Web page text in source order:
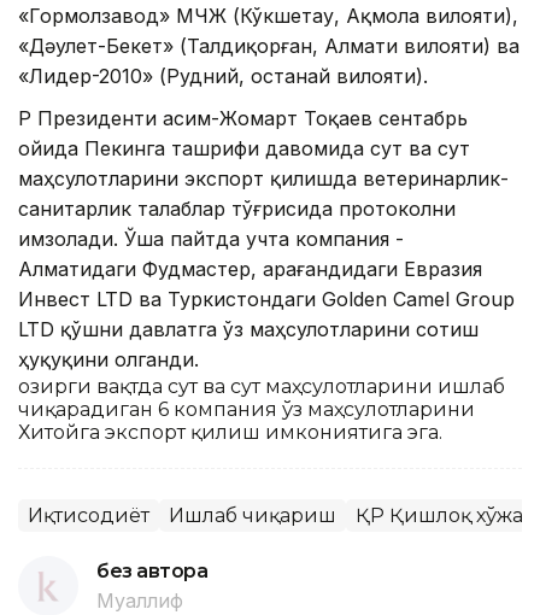
«Гормолзавод» МЧЖ (Кўкшетау, Ақмола вилояти),
«Дәулет-Бекет» (Талдиқорған, Алмати вилояти) ва
«Лидер-2010» (Рудний, Қостанай вилояти).
ҚР Президенти Қасим-Жомарт Тоқаев сентабрь
ойида Пекинга ташрифи давомида сут ва сут
маҳсулотларини экспорт қилишда ветеринарлик-
санитарлик талаблар тўғрисида протоколни
имзолади. Ўша пайтда учта компания -
Алматидаги Фудмастер, Қарағандидаги Евразия
Инвест LTD ва Туркистондаги Golden Camel Group
LTD қўшни давлатга ўз маҳсулотларини сотиш
ҳуқуқини олганди.
Ҳозирги вақтда сут ва сут маҳсулотларини ишлаб
чиқарадиган 6 компания ўз маҳсулотларини
Хитойга экспорт қилиш имкониятига эга.
Иқтисодиёт Ишлаб чиқариш ҚР Қишлоқ
без автора
Муаллиф